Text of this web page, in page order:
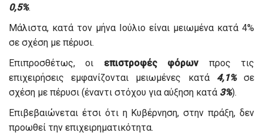
0,5%.
Μάλιστα, κατά τον μήνα Ιούλιο είναι μειωμένα κατά 4%
σε σχέση με πέρυσι.
Επιπροσθέτως, οι επιστροφές φόρων προς τις
επιχειρήσεις εμφανίζονται μειωμένες κατά 4,1%σε
σχέση με πέρυσι (έναντι στόχου για αύξηση κατά 3%).
Επιβεβαιώνεται έτσι ότι η Κυβέρνηση, στην πράξη, δεν
προωθεί την επιχειρηματικότητα.